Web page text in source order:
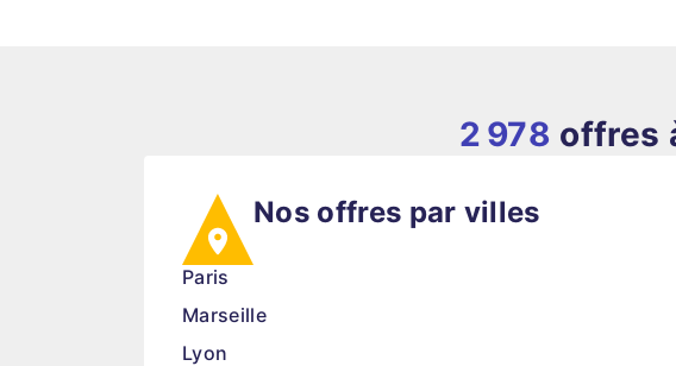
2 978 offres
Nos offres par villes
Paris
Marseille
Lyon